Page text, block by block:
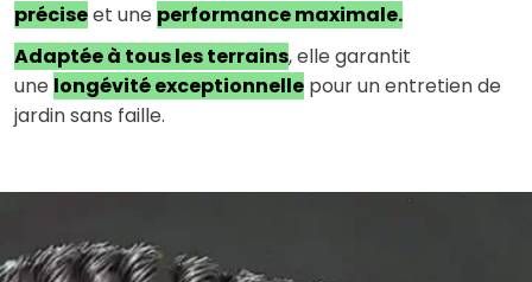
préciseet une performance maximale.
Adaptée à tous les terrains, elle garantit
une longévité exceptionnelle pour un entretien de
jardin sans faille.